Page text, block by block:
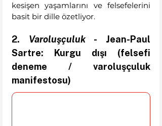
kesişen yaşamlarını ve felsefelerini
basit bir dille özetliyor.
2. Varoluşçuluk - Jean-Paul
Sartre: Kurgu dışı (felsefi
deneme / varoluşçuluk
manifestosu)